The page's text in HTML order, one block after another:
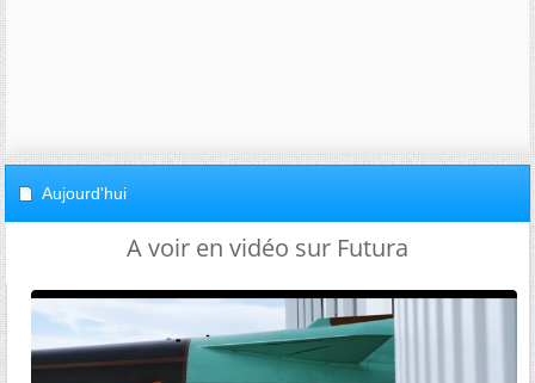
Aujourd'hui
A voir en vidéo sur Futura